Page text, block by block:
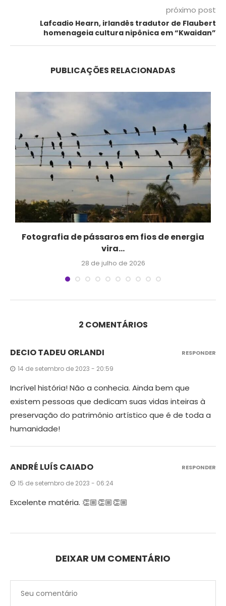
próximo post
Lafcadio Hearn, irlandês tradutor de Flaubert
homenageia cultura nipônica em “Kwaidan”
PUBLICAÇÕES RELACIONADAS
Fotografia de pássaros em fios de energia
vira...
28 de julho de 2026
2 COMENTÁRIOS
DECIO TADEU ORLANDI
14 de setembro de 2023 - 20:59
Incrível história! Não a conhecia. Ainda bem que
existem pessoas que dedicam suas vidas inteiras à
preservação do patrimônio artístico que é de toda a
humanidade!
RESPONDER
ANDRÉ LUÍS CAIADO
15 de setembro de 2023 - 06:24
Excelente matéria. 👏🏼👏🏼👏🏼
RESPONDER
DEIXAR UM COMENTÁRIO